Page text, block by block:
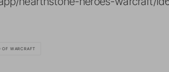
OF WARCRAFT